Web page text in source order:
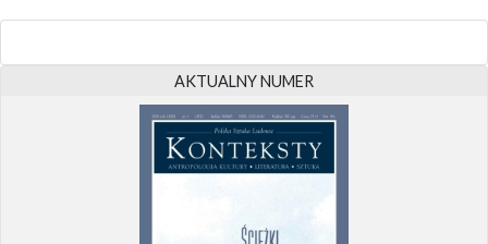
AKTUALNY NUMER